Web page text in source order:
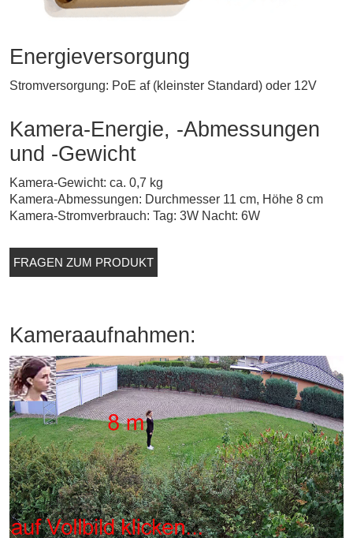
Energieversorgung
Stromversorgung: PoE af (kleinster Standard) oder 12V
Kamera-Energie, -Abmessungen
und -Gewicht
Kamera-Gewicht: ca. 0,7 kg
Kamera-Abmessungen: Durchmesser 11 cm, Höhe 8 cm
Kamera-Stromverbrauch: Tag: 3W Nacht: 6W
FRAGEN ZUM PRODUKT
Kameraaufnahmen: